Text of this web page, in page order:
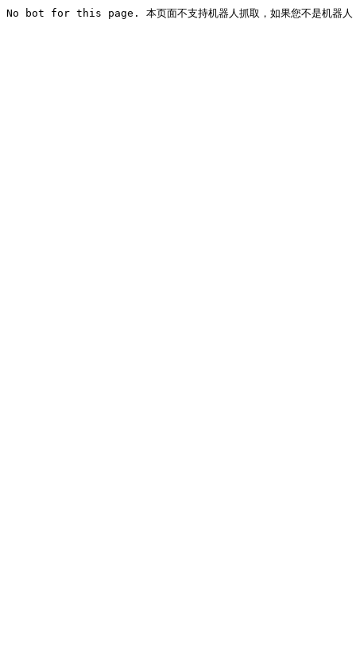
No bot for this page. 本页面不支持机器人抓取，如果您不是机器人，